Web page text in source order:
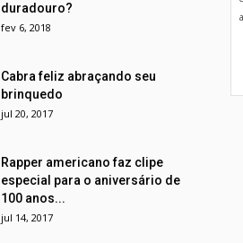
duradouro?
fev 6, 2018
Cabra feliz abraçando seu
brinquedo
jul 20, 2017
Rapper americano faz clipe
especial para o aniversário de
100 anos...
jul 14, 2017